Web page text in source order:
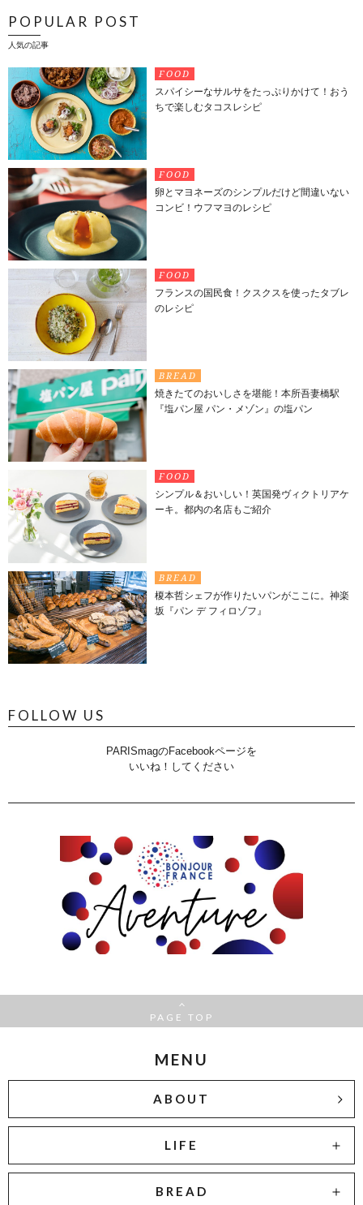
POPULAR POST
人気の記事
FOOD
スパイシーなサルサをたっぷりかけて！おう
ちで楽しむタコスレシピ
FOOD
卵とマヨネーズのシンプルだけど間違いない
コンビ！ウフマヨのレシピ
FOOD
フランスの国民食！クスクスを使ったタブレ
のレシピ
BREAD
焼きたてのおいしさを堪能！本所吾妻橋駅
『塩パン屋 パン・メゾン』の塩パン
FOOD
シンプル＆おいしい！英国発ヴィクトリアケ
ーキ。都内の名店もご紹介
BREAD
榎本哲シェフが作りたいパンがここに。神楽
坂『パン デ フィロゾフ』
FOLLOW US
PARISmagのFacebookページを
いいね！してください
PAGE TOP
MENU
ABOUT
LIFE
BREAD